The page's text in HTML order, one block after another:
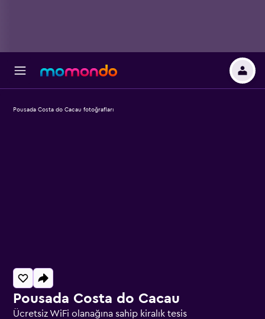
Pousada Costa do Cacau
Ücretsiz WiFi olanağına sahip kiralık tesis
Pousada Costa do Cacau fotoğrafları